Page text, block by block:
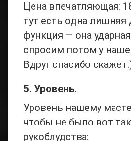
Цена впечатляющая:
тут есть одна лишняя
функция — она
спросим потом у
Вдруг спасибо
5. Уровень.
Уровень нашему
чтобы не было вот
рукоблудства: